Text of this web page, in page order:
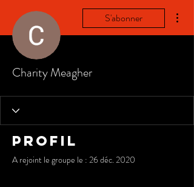
S'abonner
Charity Meagher
Profil
A rejoint le groupe le : 26 déc. 2020